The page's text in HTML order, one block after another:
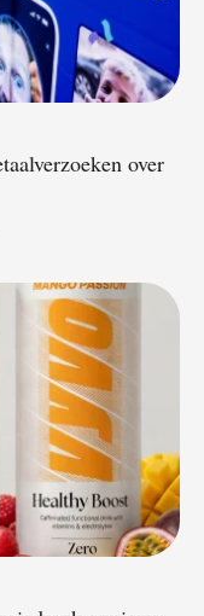
over